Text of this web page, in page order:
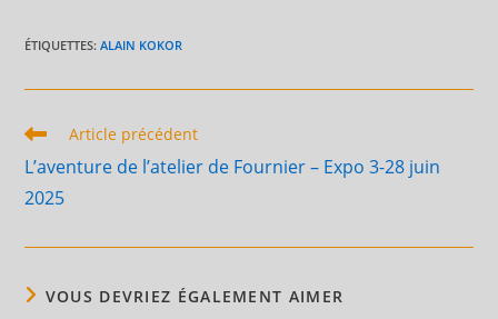
ÉTIQUETTES:ALAIN KOKOR
Read
articles
Article précédent
L’aventure de l’atelier de Fournier – Expo 3-28 juin
2025
VOUS DEVRIEZ ÉGALEMENT AIMER